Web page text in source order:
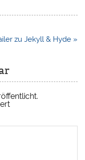
zu Jekyll & Hyde »